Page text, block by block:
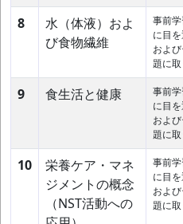
8
水（体液）およ
び食物繊維
事前
に目
およ
題に取
9 食生活と健康
事前
に目
およ
題に取
10
栄養ケア・マネ
ジメントの概念
（NST活動への
事前
に目
およ
題に取